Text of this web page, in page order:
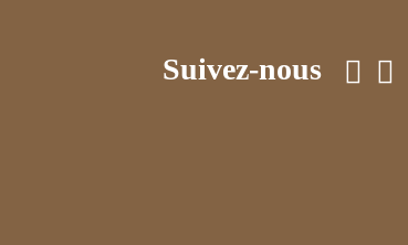
Suivez-nous